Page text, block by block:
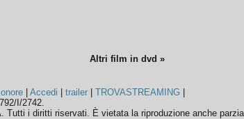
Altri film in dvd »
|Accedi |trailer |TROVASTREAMING
I/2742.
i diritti riservati. È vietata la riproduzione anche